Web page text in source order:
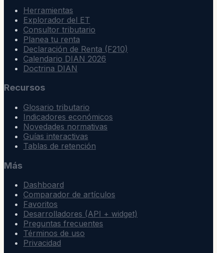
Herramientas
Explorador del ET
Consultor tributario
Planea tu renta
Declaración de Renta (F210)
Calendario DIAN 2026
Doctrina DIAN
Recursos
Glosario tributario
Indicadores económicos
Novedades normativas
Guías interactivas
Tablas de retención
Más
Dashboard
Comparador de artículos
Favoritos
Desarrolladores (API + widget)
Preguntas frecuentes
Términos de uso
Privacidad